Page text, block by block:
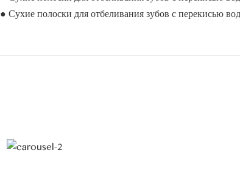
● Сухие полоски для отбеливания зубов с перекисью